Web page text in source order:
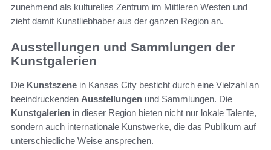
zunehmend als kulturelles Zentrum im Mittleren Westen und
zieht damit Kunstliebhaber aus der ganzen Region an.
Ausstellungen und Sammlungen der
Kunstgalerien
Die Kunstszene in Kansas City besticht durch eine Vielzahl an
beeindruckenden Ausstellungen und Sammlungen. Die
Kunstgalerien in dieser Region bieten nicht nur lokale Talente,
sondern auch internationale Kunstwerke, die das Publikum auf
unterschiedliche Weise ansprechen.